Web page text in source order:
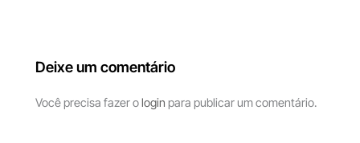
Deixe um comentário
Você precisa fazer ologin para publicar um comentário.